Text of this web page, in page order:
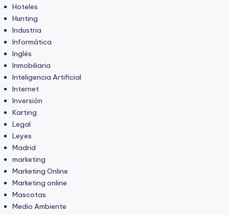
Hoteles
Hunting
Industria
Informática
Inglés
Inmobiliaria
Inteligencia Artificial
Internet
Inversión
Karting
Legal
Leyes
Madrid
marketing
Marketing Online
Marketing online
Mascotas
Medio Ambiente